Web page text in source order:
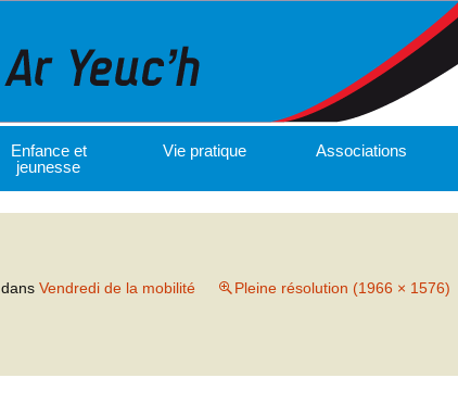
Enfance et
jeunesse
Vie pratique Associations
dans Vendredi de la mobilité Pleine résolution (1966 × 1576)